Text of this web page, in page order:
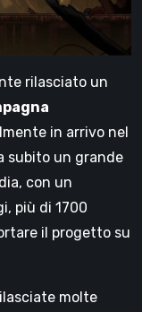
rilasciato un
in arrivo nel
subito un grande
con un
più di 1700
il progetto su
molte